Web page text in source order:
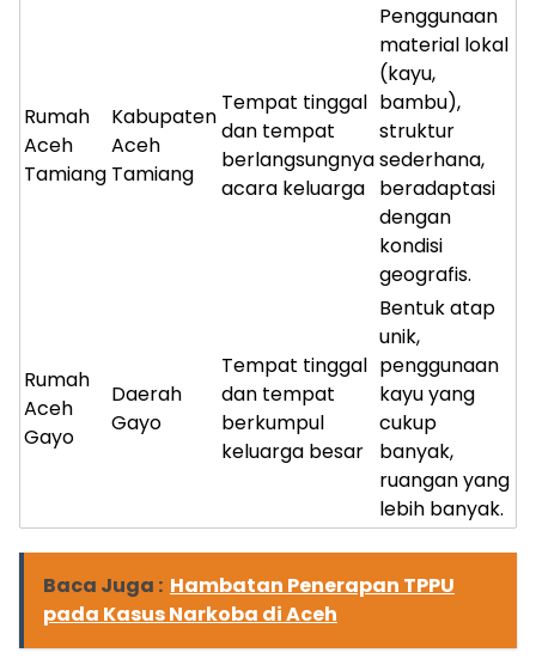
Rumah
Aceh
Tamiang
Kabupaten
Aceh
Tamiang
Tempat tinggal
dan tempat
berlangsungnya
acara keluarga
Penggunaan
material lokal
(kayu,
bambu),
struktur
sederhana,
beradaptasi
dengan
kondisi
geografis.
Rumah
Aceh
Gayo
Daerah
Gayo
Tempat tinggal
dan tempat
berkumpul
keluarga besar
Bentuk atap
unik,
penggunaan
kayu yang
cukup
banyak,
ruangan yang
lebih banyak.
Baca Juga : Hambatan Penerapan TPPU
pada Kasus Narkoba di Aceh